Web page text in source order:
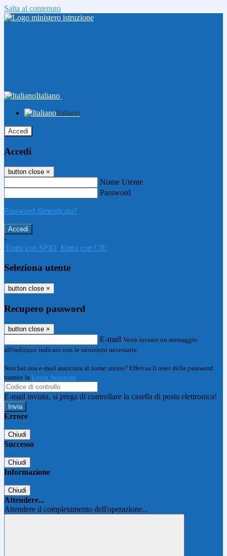
Salta al contenuto
Italiano
Italiano
Accedi
Accedi
button close ×
Nome Utente
Password
Password dimenticata?
-
Entra con SPID Entra con CIE
Seleziona utente
button close ×
Recupero password
button close ×
E-mail Verrà inviato un messaggio
all'indirizzo indicato con le istruzioni necessarie.
Non hai una e-mail associata al nome utente? Effettua il reset della password
tramite la Login Spaggiari
E-mail inviata, si prega di controllare la casella di posta elettronica!
Errore
Chiudi
Successo
Chiudi
Informazione
Chiudi
Attendere...
Attendere il completamento dell'operazione...